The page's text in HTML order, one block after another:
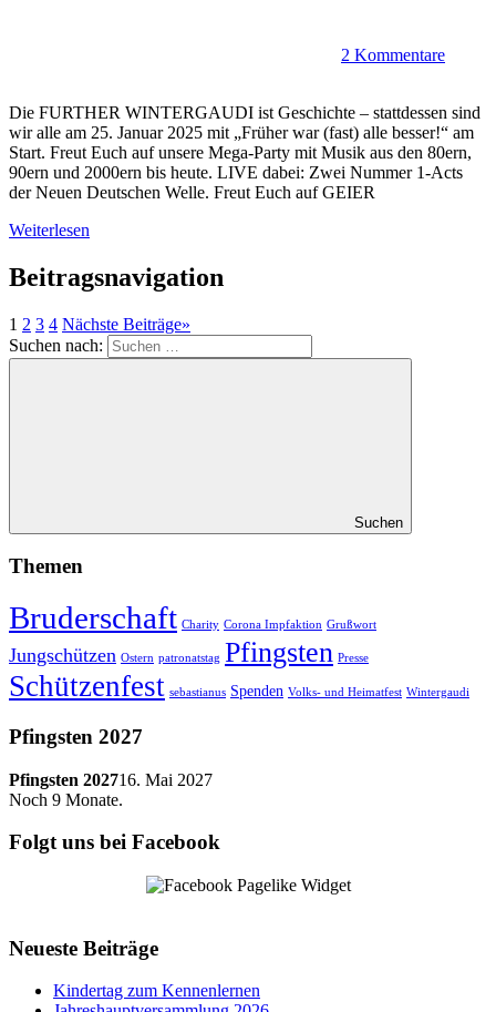
2 Kommentare
Die FURTHER WINTERGAUDI ist Geschichte – stattdessen sind
wir alle am 25. Januar 2025 mit „Früher war (fast) alle besser!“ am
Start. Freut Euch auf unsere Mega-Party mit Musik aus den 80ern,
90ern und 2000ern bis heute. LIVE dabei: Zwei Nummer 1-Acts
der Neuen Deutschen Welle. Freut Euch auf GEIER
Weiterlesen
Beitragsnavigation
1 2 3 4 Nächste Beiträge»
Suchen nach:
Suchen
Themen
Bruderschaft Charity Corona Impfaktion Grußwort
Jungschützen Ostern patronatstag Pfingsten Presse
Schützenfest sebastianus Spenden Volks- und Heimatfest Wintergaudi
Pfingsten 2027
Pfingsten 202716. Mai 2027
Noch 9 Monate.
Folgt uns bei Facebook
Neueste Beiträge
Kindertag zum Kennenlernen